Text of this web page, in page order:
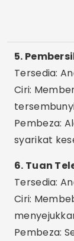
Pembeza:
lanjutan
9. Clean
Tersedia:
Ciri-ciri:
dan
Pembeza:
bimbit lama
ingatan.
10.
Tersedia: